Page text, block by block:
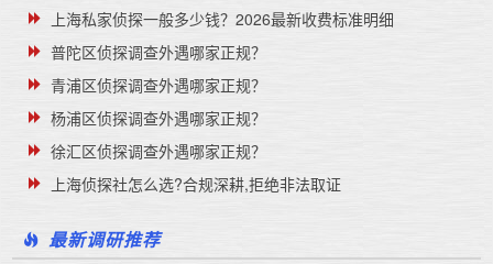
上海私家侦探一般多少钱？2026最新收费标准明细
普陀区侦探调查外遇哪家正规？
青浦区侦探调查外遇哪家正规？
杨浦区侦探调查外遇哪家正规？
徐汇区侦探调查外遇哪家正规？
上海侦探社怎么选?合规深耕,拒绝非法取证
最新调研推荐